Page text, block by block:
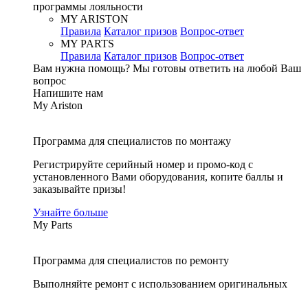
программы лояльности
MY ARISTON
Правила Каталог призов Вопрос-ответ
MY PARTS
Правила Каталог призов Вопрос-ответ
Вам нужна помощь? Мы готовы ответить на любой Ваш
вопрос
Напишите нам
My Ariston
Программа для специалистов по монтажу
Регистрируйте серийный номер и промо-код с
установленного Вами оборудования, копите баллы и
заказывайте призы!
Узнайте больше
My Parts
Программа для специалистов по ремонту
Выполняйте ремонт с использованием оригинальных